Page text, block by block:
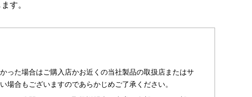
す。
った場合はご購入店かお近くの当社製品の取扱店またはサ
合もございますのであらかじめご了承ください。